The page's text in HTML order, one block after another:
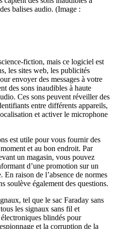
balises audio. (Image :
fiction, mais ce logiciel est
les sites web, les publicités
envoyer des messages à votre
des sons inaudibles à haute
Ces sons peuvent réveiller des
entre différents appareils,
et activer le microphone
est utile pour vous fournir des
et au bon endroit. Par
un magasin, vous pouvez
d’une promotion sur un
raison de l’absence de normes
soulève également des questions.
tel que le sac Faraday sans
les signaux sans fil et
blindés pour
et la corruption de la